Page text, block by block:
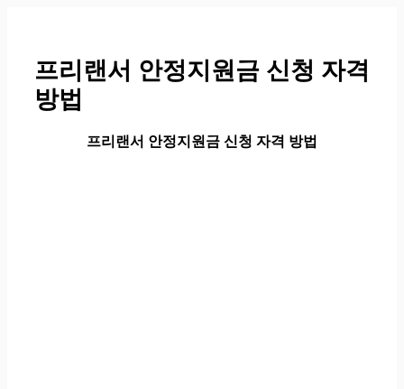
프리랜서 안정지원금 신청 자격
방법
프리랜서 안정지원금 신청 자격 방법